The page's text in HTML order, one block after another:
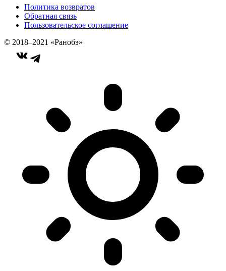
Политика возвратов
Обратная связь
Пользовательское соглашение
© 2018–2021 «Ранобэ»